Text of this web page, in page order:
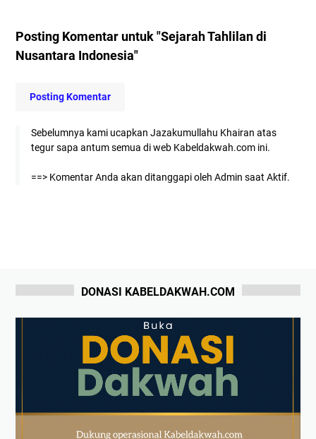
Posting Komentar untuk "Sejarah Tahlilan di
Nusantara Indonesia"
Posting Komentar
Sebelumnya kami ucapkan Jazakumullahu Khairan atas
tegur sapa antum semua di web Kabeldakwah.com ini.
==> Komentar Anda akan ditanggapi oleh Admin saat Aktif.
DONASI KABELDAKWAH.COM